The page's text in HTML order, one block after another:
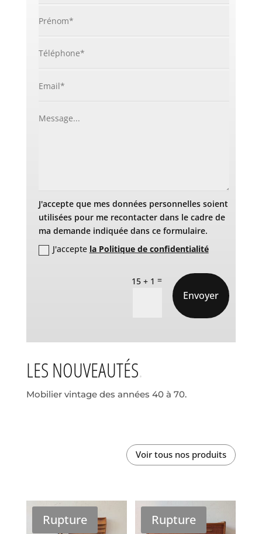
J'accepte que mes données personnelles soient
utilisées pour me recontacter dans le cadre de
ma demande indiquée dans ce formulaire.
J'accepte la Politique de confidentialité
15 + 1 =
Envoyer
LES NOUVEAUTÉS
Mobilier vintage des années 40 à 70.
Voir tous nos produits
Rupture Rupture